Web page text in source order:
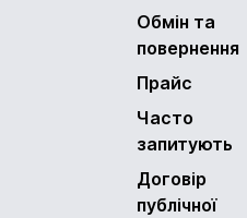
Обмін та
повернення
Прайс
Часто
запитують
Договір
публічної